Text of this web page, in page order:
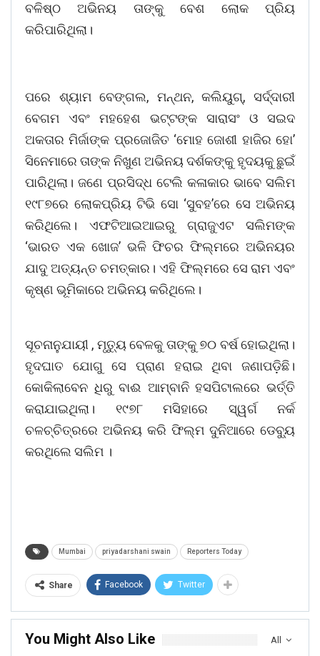
ବଳିଷ୍ଠ ଅଭିନୟ ତାଙ୍କୁ ବେଶ ଲୋକ ପ୍ରିୟ
କରିପାରିଥିଲା।
ପରେ ଶ୍ୟାମ ବେଙ୍ଗଲ, ମନ୍ଥନ, କଲିୟୁଗ୍, ସର୍ଦ୍ଦାରୀ
ବେଗମ ଏବଂ ମହହେଶ ଭଟ୍ଟଙ୍କ ସାରାସଂ ଓ ସଇଦ
ଅକତାର ମିର୍ଜାଙ୍କ ପ୍ରଜୋଜିତ ‘ମୋହ ଜୋଶୀ ହାଜିର ହୋ’
ସିନେମାରେ ତାଙ୍କ ନିଖୁଣ ଅଭିନୟ ଦର୍ଶକଙ୍କୁ ହୃଦୟକୁ ଛୁଇଁ
ପାରିଥିଲା। ଜଣେ ପ୍ରସିଦ୍ଧ ଟେଲି କଳାକାର ଭାବେ ସଲିମ
୧୯୮୭ରେ ଲୋକପ୍ରିୟ ଟିଭି ସୋ ‘ସୁବହ’ରେ ସେ ଅଭିନୟ
କରିଥିଲେ। ଏଫଟିଆଇଆଇରୁ ଗ୍ରାଜୁଏଟ ସଲିମଙ୍କ
‘ଭାରତ ଏକ ଖୋଜ’ ଭଳି ଫିଚର ଫିଲ୍ମରେ ଅଭିନୟର
ଯାଦୁ ଅତ୍ୟନ୍ତ ଚମତ୍କାର। ଏହି ଫିଲ୍ମରେ ସେ ରାମ ଏବଂ
କୃଷ୍ଣ ଭୂମିକାରେ ଅଭିନୟ କରିଥିଲେ।
ସୂଚନାନୁଯାୟୀ , ମୃତ୍ୟୁ ବେଳକୁ ତାଙ୍କୁ ୭୦ ବର୍ଷ ହୋଇଥିଲା।
ହୃଦଘାତ ଯୋଗୁ ସେ ପ୍ରାଣ ହରାଇ ଥିବା ଜଣାପଡ଼ିଛି।
କୋକିଲାବେନ ଧିରୁ ବାଈ ଆମ୍ବାନି ହସପିଟାଲରେ ଭର୍ତ୍ତି
କରାଯାଇଥିଲା। ୧୯୭୮ ମସିହାରେ ସ୍ୱର୍ଗ ନର୍କ
ଚଳଚ୍ଚିତ୍ରରେ ଅଭିନୟ କରି ଫିଲ୍ମ ଦୁନିଆରେ ଡେବ୍ୟୁ
କରଥିଲେ ସଲିମ ।
Mumbai priyadarshani swain Reporters Today
Share Facebook Twitter
All
You Might Also Like